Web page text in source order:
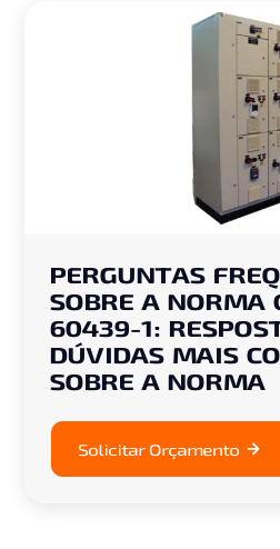
PERGUNTAS
SOBRE A NORMA
60439-1:
DÚVIDAS MAIS
SOBRE A NORMA
Solicitar Orçamento